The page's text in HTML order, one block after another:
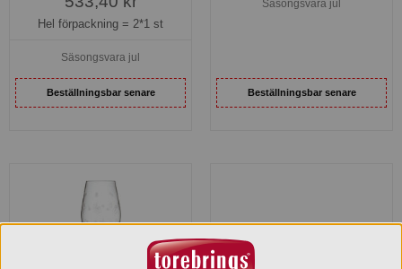
Hel förpackning = 2*1 st
Säsongsvara jul
Beställningsbar senare
Säsongsvara jul
Beställningsbar senare